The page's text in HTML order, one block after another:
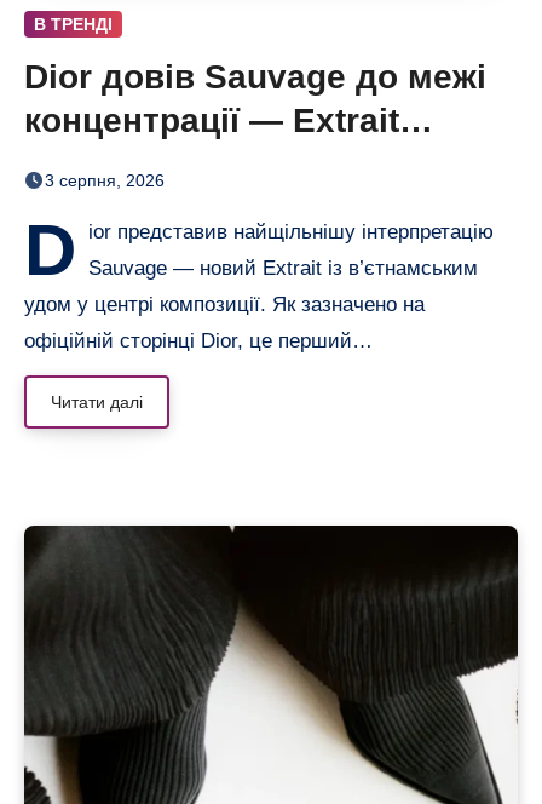
В ТРЕНДІ
Dior довів Sauvage до межі
концентрації — Extrait
дозріває 42 дні
3 серпня, 2026
D
ior представив найщільнішу інтерпретацію
Sauvage — новий Extrait із в’єтнамським
удом у центрі композиції. Як зазначено на
офіційній сторінці Dior, це перший…
Читати далі